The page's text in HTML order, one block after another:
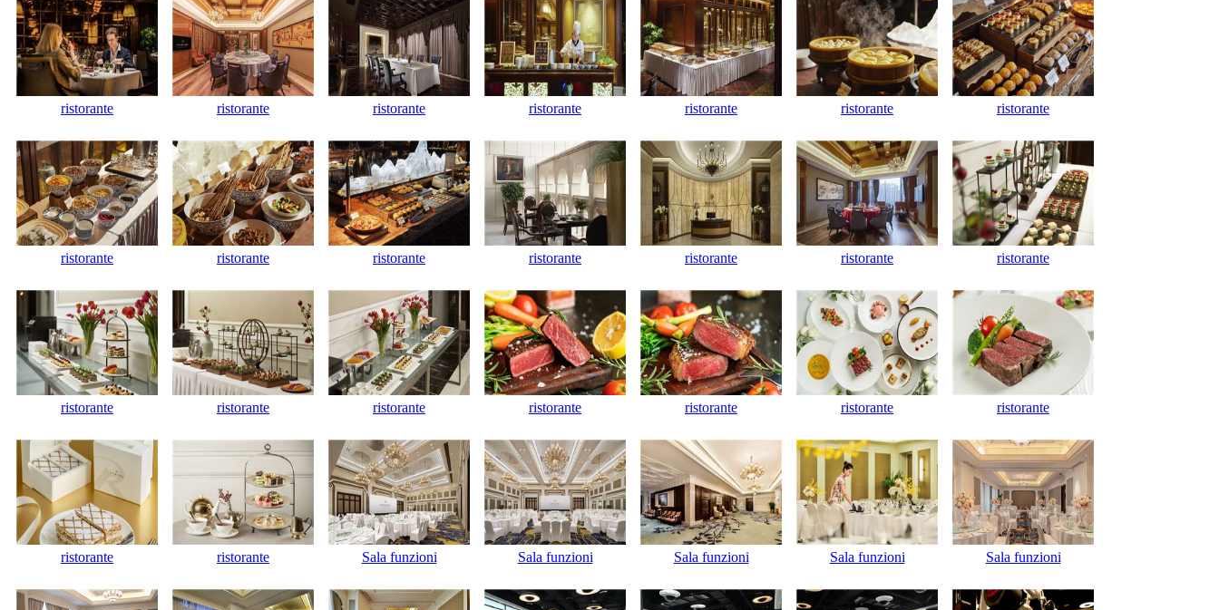
ristorante ristorante ristorante ristorante ristorante ristorante ristorante
ristorante ristorante ristorante ristorante ristorante ristorante ristorante
ristorante ristorante ristorante ristorante ristorante ristorante ristorante
ristorante ristorante Sala funzioni Sala funzioni Sala funzioni Sala funzioni Sala funzioni